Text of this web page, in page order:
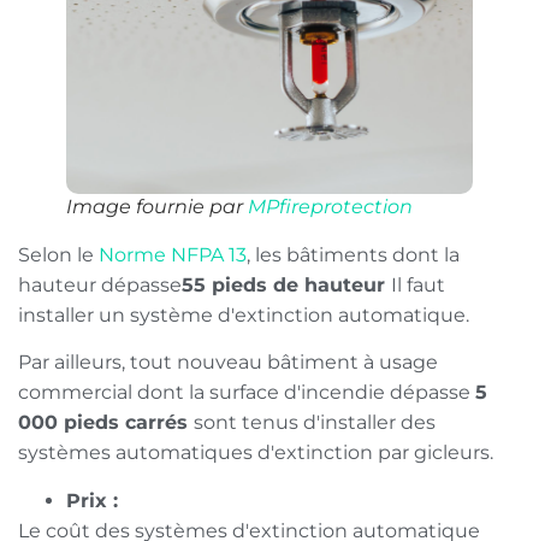
Image fournie par MPfireprotection
Selon le Norme NFPA 13, les bâtiments dont la
hauteur dépasse55 pieds de hauteur Il faut
installer un système d'extinction automatique.
Par ailleurs, tout nouveau bâtiment à usage
commercial dont la surface d'incendie dépasse 5
000 pieds carrés sont tenus d'installer des
systèmes automatiques d'extinction par gicleurs.
Prix :
Le coût des systèmes d'extinction automatique